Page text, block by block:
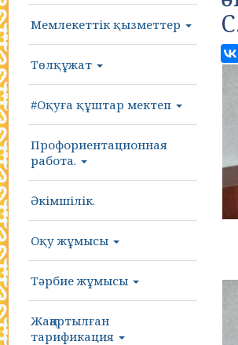
Мемлекеттік қызметтер
Төлқұжат
#Оқуға құштар мектеп
Профориентационная
работа.
Әкімшілік.
Оқу жұмысы
Тәрбие жұмысы
Жаңартылған
тарификация